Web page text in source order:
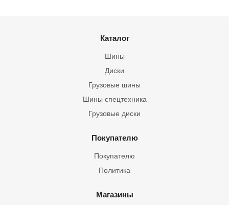
Каталог
Шины
Грузовые шины
Шины спецтехника
Диски
Грузовые диски
Покупателю
Покупателю
Политика
Магазины